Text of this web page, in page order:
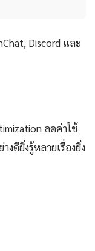
Discord และ
ลดค่าใช้
งดียิ่งรู้หลายเรื่องยิ่ง